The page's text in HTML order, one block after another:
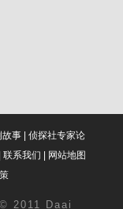
故事| 侦探社专家论
联系我们
网站地图
2011 Daai